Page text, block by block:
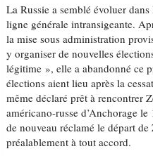
La Russie a semblé évoluer
ligne générale intransigeante.
la mise sous administration
y organiser de nouvelles
légitime », elle a abandonné ce
élections aient lieu après la
même déclaré prêt à rencontrer
américano-russe d’Anchorage
de nouveau réclamé le départ
préalablement à tout accord.